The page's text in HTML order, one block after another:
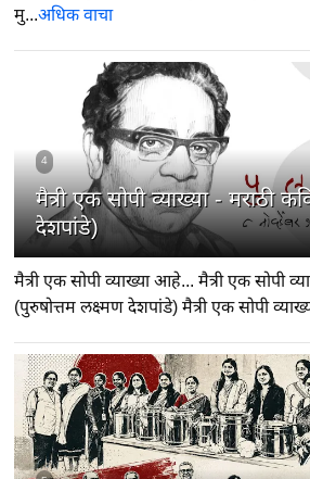
मु...अधिक वाचा
4
मैत्री एक सोपी व्याख्या - मराठी
देशपांडे)
मैत्री एक सोपी व्याख्या आहे... मैत्री एक सोपी
(पुरुषोत्तम लक्ष्मण देशपांडे) मैत्री एक सोपी